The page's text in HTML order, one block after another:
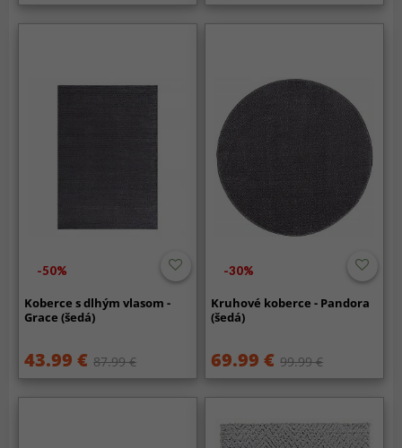
-50%
Koberce s dlhým vlasom -
Grace (šedá)
43.99 € 87.99 €
-30%
Kruhové koberce - Pandora
(šedá)
69.99 € 99.99 €